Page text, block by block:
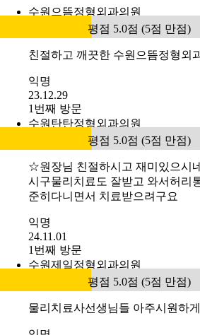
수원으뜸정형외과의원
평점 5.0점 (5점 만점)
친절하고 깨끗한 수원으뜸정형외
익명
23.12.29
1번째 방문
수원탄탄정형외과의원
평점 5.0점 (5점 만점)
☆원장님 친절하시고 재미있으시
시구물리치료도 잘받고 와서허리
준히다니면서 치료받으려구요
익명
24.11.01
1번째 방문
수원제일정형외과의원
평점 5.0점 (5점 만점)
물리치료사선생님들 아주시원하